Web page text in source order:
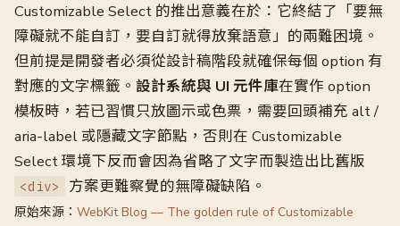
Customizable Select 的推出意義在於：它終結了「要無
障礙就不能自訂，要自訂就得放棄語意」的兩難困境。
但前提是開發者必須從設計稿階段就確保每個 option 有
對應的文字標籤。 設計系統與 UI 元件庫在實作 option
模板時，若已習慣只放圖示或色票，需要回頭補充 alt /
aria-label 或隱藏文字節點，否則在 Customizable
Select 環境下反而會因為省略了文字而製造出比舊版
<div> 方案更難察覺的無障礙缺陷。
原始來源： WebKit Blog — The golden rule of Customizable